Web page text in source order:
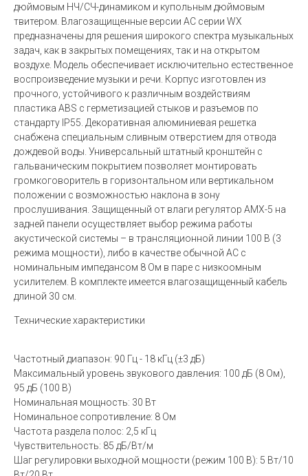
дюймовым НЧ/СЧ-динамиком и купольным дюймовым
твитером. Влагозащищенные версии АС серии WX
предназначены для решения широкого спектра музыкальных
задач, как в закрытых помещениях, так и на открытом
воздухе. Модель обеспечивает исключительно естественное
воспроизведение музыки и речи. Корпус изготовлен из
прочного, устойчивого к различным воздействиям
пластика ABS с герметизацией стыков и разъемов по
стандарту IP55. Декоративная алюминиевая решетка
снабжена специальным сливным отверстием для отвода
дождевой воды. Универсальный штатный кронштейн с
гальваническим покрытием позволяет монтировать
громкоговоритель в горизонтальном или вертикальном
положении с возможностью наклона в зону
прослушивания. Защищенный от влаги регулятор AMX-5 на
задней панели осуществляет выбор режима работы
акустической системы – в трансляционной линии 100 В (3
режима мощности), либо в качестве обычной АС с
номинальным импедансом 8 Ом в паре с низкоомным
усилителем. В комплекте имеется влагозащищенный кабель
длиной 30 см.
Технические характеристики
Частотный диапазон: 90 Гц - 18 кГц (±3 дБ)
Максимальный уровень звукового давления: 100 дБ (8 Ом),
95 дБ (100 В)
Номинальная мощность: 30 Вт
Номинальное сопротивление: 8 Ом
Частота раздела полос: 2,5 кГц
Чувствительность: 85 дБ/Вт/м
Шаг регулировки выходной мощности (режим 100 В): 5 Вт/10